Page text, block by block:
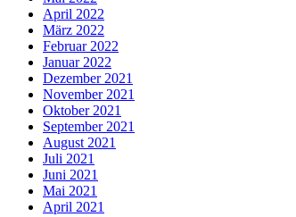
April 2022
März 2022
Februar 2022
Januar 2022
Dezember 2021
November 2021
Oktober 2021
September 2021
August 2021
Juli 2021
Juni 2021
Mai 2021
April 2021